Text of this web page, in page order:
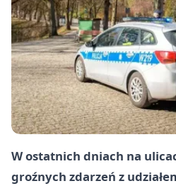
W ostatnich dniach na
groźnych zdarzeń z